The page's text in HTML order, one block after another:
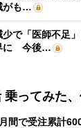
がも…
少で「医師不足
に 今後…
乗ってみた
月間で受注累計